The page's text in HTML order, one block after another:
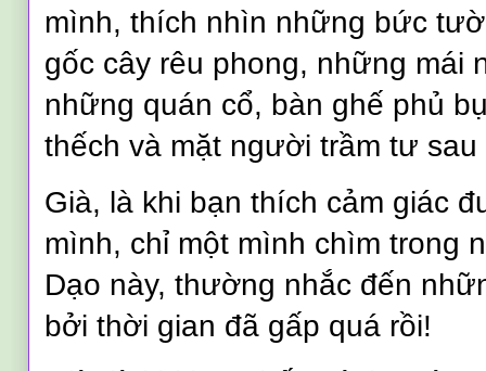
mình, thích nhìn những bức
gốc cây rêu phong, những mái
những quán cổ, bàn ghế phủ
thếch và mặt người trầm tư
Già, là khi bạn thích cảm giác
mình, chỉ một mình chìm trong
Dạo này, thường nhắc đến
bởi thời gian đã gấp quá rồi!